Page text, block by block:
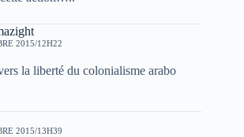
2015/12H22
la liberté du colonialisme arabo
2015/13H39